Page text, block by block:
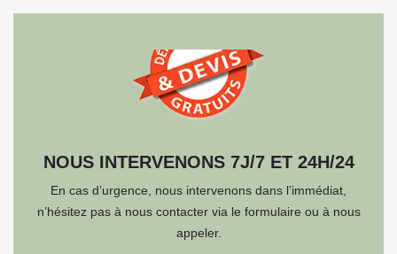
NOUS INTERVENONS 7J/7 ET 24H/24
En cas d’urgence, nous intervenons dans l’immédiat,
n’hésitez pas à nous contacter via le formulaire ou à nous
appeler.